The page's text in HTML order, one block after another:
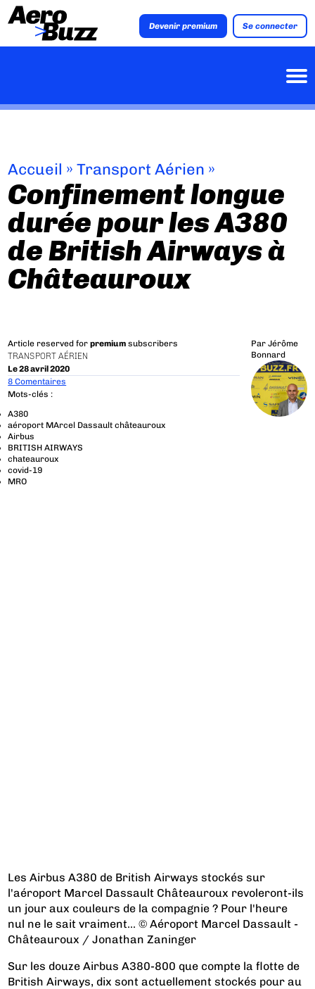
Devenir premium Se connecter
Accueil »Transport Aérien »
Confinement longue
durée pour les A380
de British Airways à
Châteauroux
Article reserved forpremium subscribers
TRANSPORT AÉRIEN
Le 28 avril 2020
Par Jérôme
Bonnard
8 Comentaires
Mots-clés :
A380
aéroport MArcel Dassault châteauroux
Airbus
BRITISH AIRWAYS
chateauroux
covid-19
MRO
Les Airbus A380 de British Airways stockés sur
l'aéroport Marcel Dassault Châteauroux revoleront-ils
un jour aux couleurs de la compagnie ? Pour l'heure
nul ne le sait vraiment... © Aéroport Marcel Dassault -
Châteauroux / Jonathan Zaninger
Sur les douze Airbus A380-800 que compte la flotte de
British Airways, dix sont actuellement stockés pour au